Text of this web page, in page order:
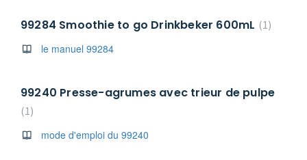
99284 Smoothie to go Drinkbeker 600mL
1
le manuel 99284
99240 Presse-agrumes avec trieur de pulpe
1
mode d'emploi du 99240